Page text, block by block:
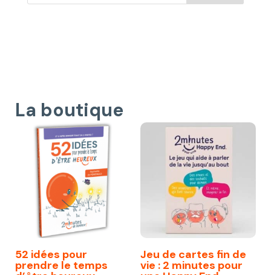
La boutique
52 idées pour
prendre le temps
Jeu de cartes fin de
vie : 2 minutes pour